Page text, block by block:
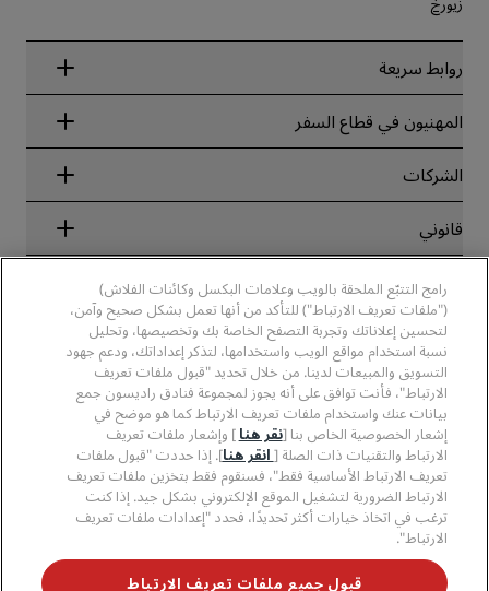
روابط سريعة
Radisson Rewards
ضمان أفضل سعر حجز عبر الإنترنت
Blog
الوجهات
تطبيق فنادق راديسون
الفنادق المعتمدة في مجال الرياضة
فنادق مناسبة للعائلات
الصحة والسلامة
المهنيون في قطاع السفر
الشركاء
الشركات
مجموعة فنادق راديسون
وسائل الإعلام
الوظائف، مجموعة فنادق PPHE
الوظائف في مجموعة فنادق EHL
The Club by RHG
فرص التنمية
الأعمال المسؤولة
المشتريات
قانوني
الإشعار القانوني
شروط برنامج Radisson Rewards وأحكامه
اتفاقية استخدام الموقع
سهولة التصفح الرقمي
بيان الرق ّ المعاصر
مساعدة
تنبيهات للمستهلكين
بيانات الاتصال
الأسئلة الشائعة
خريطة الموقع
وسائل التواصل الاجتماعي
علامات فنادق راديسون التجارية
لا تفوّت فرصة الحصول على أفضل عروضنا
رامج التتبّع الملحقة بالويب وعلامات البكسل وكائنات الفلاش)
("ملفات تعريف الارتباط") للتأكد من أنها تعمل بشكل صحيح وآمن،
لتحسين إعلاناتك وتجربة التصفح الخاصة بك وتخصيصها، وتحليل
نسبة استخدام مواقع الويب واستخدامها، لتذكر إعداداتك، ودعم جهود
التسويق والمبيعات لدينا. من خلال تحديد "قبول ملفات تعريف
الارتباط"، فأنت توافق على أنه يجوز لمجموعة فنادق راديسون جمع
بيانات عنك واستخدام ملفات تعريف الارتباط كما هو موضح في
إشعار الخصوصية الخاص بنا [نقر هنا ] وإشعار ملفات تعريف
الارتباط والتقنيات ذات الصلة [ انقر هنا]. إذا حددت "قبول ملفات
تعريف الارتباط الأساسية فقط"، فسنقوم فقط بتخزين ملفات تعريف
الارتباط الضرورية لتشغيل الموقع الإلكتروني بشكل جيد. إذا كنت
ترغب في اتخاذ خيارات أكثر تحديدًا، فحدد "إعدادات ملفات تعريف
الارتباط".
قبول جميع ملفات تعريف الارتباط